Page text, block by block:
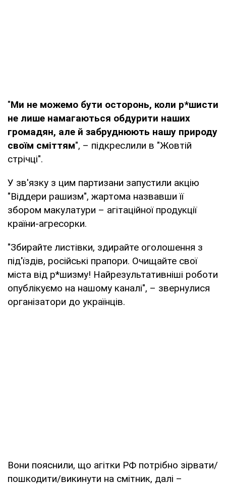
"Ми не можемо бути осторонь, коли р*шисти
не лише намагаються обдурити наших
громадян, але й забруднюють нашу природу
своїм сміттям", – підкреслили в "Жовтій
стрічці".
У зв'язку з цим партизани запустили акцію
"Віддери рашизм", жартома назвавши її
збором макулатури – агітаційної продукції
країни-агресорки.
"Збирайте листівки, здирайте оголошення з
під'їздів, російські прапори. Очищайте свої
міста від р*шизму! Найрезультативніші роботи
опублікуємо на нашому каналі", – звернулися
організатори до українців.
Вони пояснили, що агітки РФ потрібно зірвати/
пошкодити/викинути на смітник, далі –